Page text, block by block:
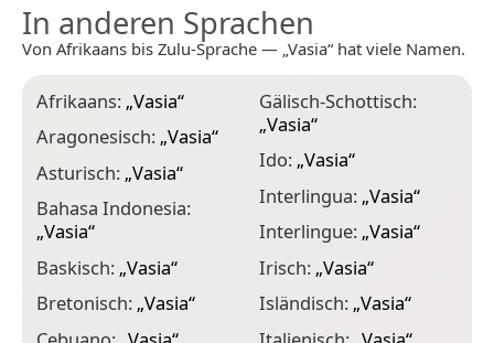
In anderen Sprachen
Von Afrikaans bis Zulu-Sprache — „Vasia“ hat viele Namen.
Afrikaans: „Vasia“
Aragonesisch: „Vasia“
Asturisch: „Vasia“
Bahasa Indonesia:
„Vasia“
Baskisch: „Vasia“
Bretonisch: „Vasia“
Gälisch-Schottisch:
„Vasia“
Ido: „Vasia“
Interlingua: „Vasia“
Interlingue: „Vasia“
Irisch: „Vasia“
Isländisch: „Vasia“